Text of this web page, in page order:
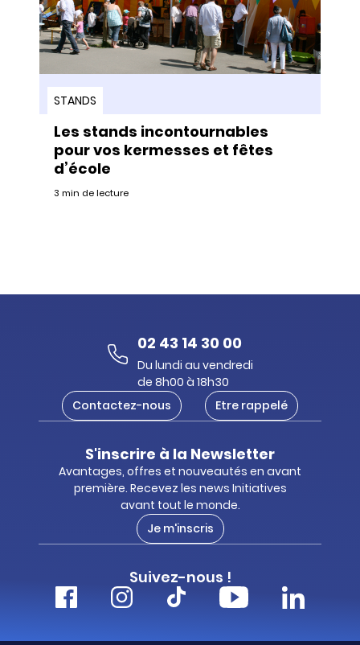
STANDS
Les stands incontournables
pour vos kermesses et fêtes
d’école
3 min de lecture
02 43 14 30 00
Du lundi au vendredi
de 8h00 à 18h30
Contactez-nous
Etre rappelé
S'inscrire à la Newsletter
Avantages, offres et nouveautés en avant
première. Recevez les news Initiatives
avant tout le monde.
Je m'inscris
Suivez-nous !